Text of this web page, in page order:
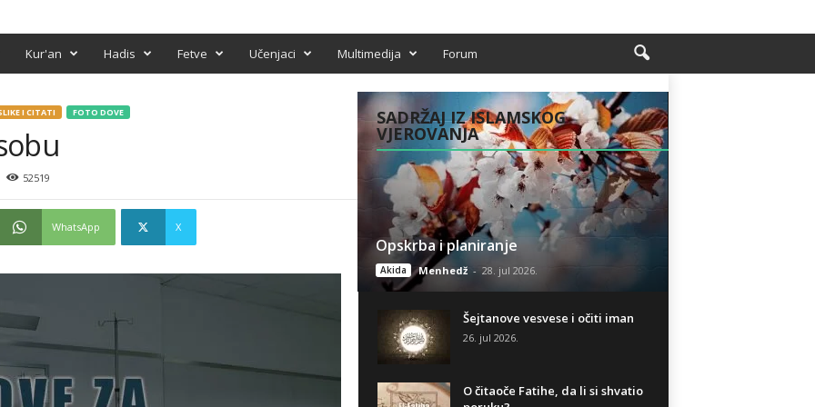
Kur'an Hadis Fetve Učenjaci Multimedija Forum
I CITATI FOTO DOVE
52519
WhatsApp X
SADRŽAJ IZ ISLAMSKOG
VJEROVANJA
Opskrba i planiranje
Akida Menhedž - 28. jul 2026.
Šejtanove vesvese i očiti iman
26. jul 2026.
O čitaoče Fatihe, da li si shvatio